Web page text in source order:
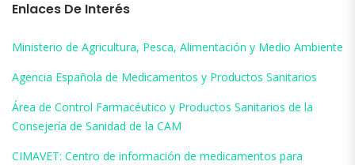
Enlaces De Interés
Ministerio de Agricultura, Pesca, Alimentación y Medio Ambiente
Agencia Española de Medicamentos y Productos Sanitarios
Área de Control Farmacéutico y Productos Sanitarios de la
Consejería de Sanidad de la CAM
CIMAVET: Centro de información de medicamentos para